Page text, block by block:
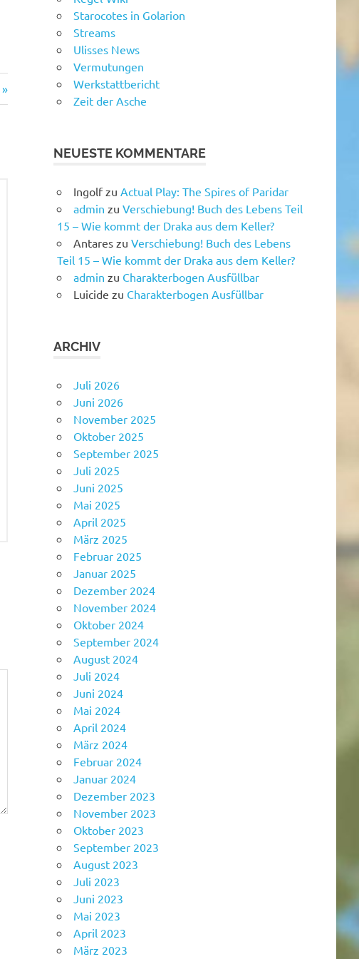
Starocotes in Golarion
Streams
Ulisses News
Vermutungen
Werkstattbericht
Zeit der Asche
NEUESTE KOMMENTARE
Ingolfzu Actual Play: The Spires of Paridar
admin zu Verschiebung! Buch des Lebens Teil
15 – Wie kommt der Draka aus dem Keller?
Antares zu Verschiebung! Buch des Lebens
Teil 15 – Wie kommt der Draka aus dem Keller?
admin zu Charakterbogen Ausfüllbar
Luicide zu Charakterbogen Ausfüllbar
ARCHIV
Juli 2026
Juni 2026
November 2025
Oktober 2025
September 2025
Juli 2025
Juni 2025
Mai 2025
April 2025
März 2025
Februar 2025
Januar 2025
Dezember 2024
November 2024
Oktober 2024
September 2024
August 2024
Juli 2024
Juni 2024
Mai 2024
April 2024
März 2024
Februar 2024
Januar 2024
Dezember 2023
November 2023
Oktober 2023
September 2023
August 2023
Juli 2023
Juni 2023
Mai 2023
April 2023
März 2023